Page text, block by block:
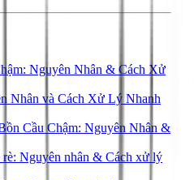
Nguyên Nhân & Cách Xử
Nhân và Cách Xử Lý Nhanh
Cầu Chậm: Nguyên Nhân &
Nguyên nhân & Cách xử lý